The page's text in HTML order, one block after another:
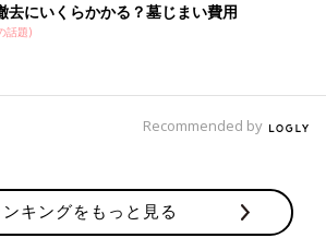
去にいくらかかる？墓じまい費用
話題)
Recommended by
ンキングをもっと見る